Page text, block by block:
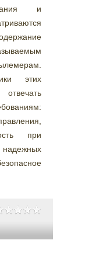
и
этих
при
надежных